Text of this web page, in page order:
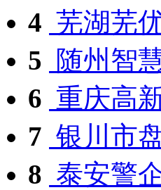
4 芜湖芜
5
随州智
6 重庆高
7 银川市
8 泰安警